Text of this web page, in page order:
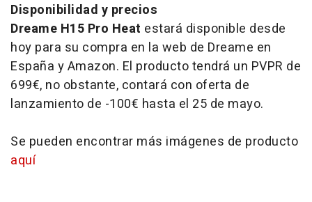
Disponibilidad y precios
Dreame H15 Pro Heat estará disponible desde
hoy para su compra en la web de Dreame en
España y Amazon. El producto tendrá un PVPR de
699€, no obstante, contará con oferta de
lanzamiento de -100€ hasta el 25 de mayo.
Se pueden encontrar más imágenes de producto
aquí